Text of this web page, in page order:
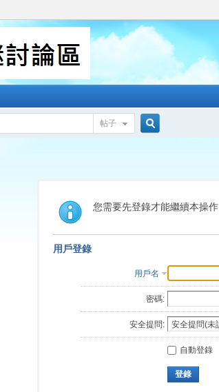
帖子
索
您需要先登錄才能繼續本操作
用戶登錄
用戶名
密碼:
安全提問:
自動登錄
登錄